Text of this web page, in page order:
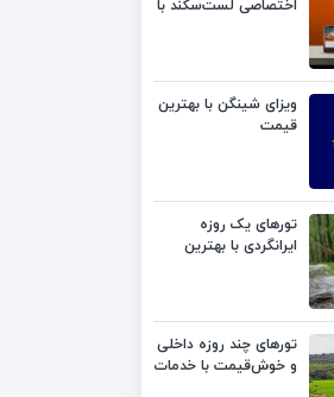
اختصاصی لست‌سکند با
ویزای شینگن با بهترین
قیمت
تورهای یک روزه
ایرانگردی با بهترین
تورهای چند روزه داخلی
و خوش‌قیمت با خدمات